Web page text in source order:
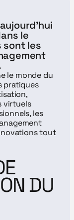
le
sont les
le monde du
pratiques
virtuels
les
tout
DU